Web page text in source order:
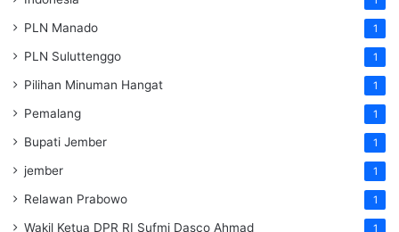
PLN Manado 1
PLN Suluttenggo 1
Pilihan Minuman Hangat 1
Pemalang 1
Bupati Jember 1
jember 1
Relawan Prabowo 1
Wakil Ketua DPR RI Sufmi Dasco Ahmad 1